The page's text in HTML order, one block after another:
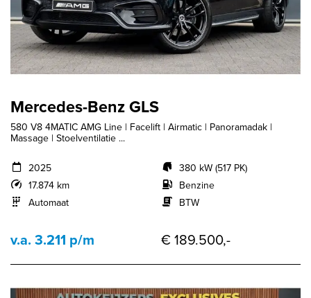
Mercedes-Benz GLS
580 V8 4MATIC AMG Line | Facelift | Airmatic | Panoramadak |
Massage | Stoelventilatie ...
2025
17.874 km
Automaat
380 kW (517 PK)
Benzine
BTW
v.a. 3.211 p/m € 189.500,-